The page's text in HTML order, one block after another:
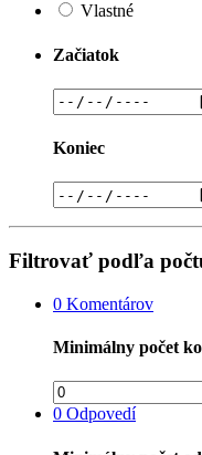
Vlastné
Začiatok
Koniec
Filtrovať podľa
0 Komentárov
Minimálny počet
0 Odpovedí